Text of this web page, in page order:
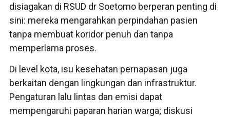
disiagakan di RSUD dr Soetomo berperan penting di
sini: mereka mengarahkan perpindahan pasien
tanpa membuat koridor penuh dan tanpa
memperlama proses.
Di level kota, isu kesehatan pernapasan juga
berkaitan dengan lingkungan dan infrastruktur.
Pengaturan lalu lintas dan emisi dapat
mempengaruhi paparan harian warga; diskusi